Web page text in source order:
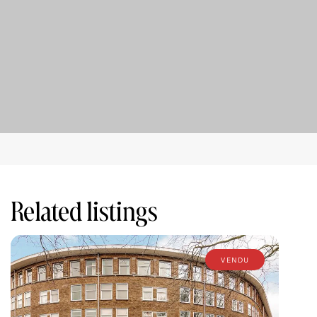
Municipality of Amsterdam. The annual canon is €759.92
2064.
PARTICULARITIES
- Completely renovated in 2016
- Split in 2012
- Option to create a second bedroom
- Double glass
Related listings
vendu